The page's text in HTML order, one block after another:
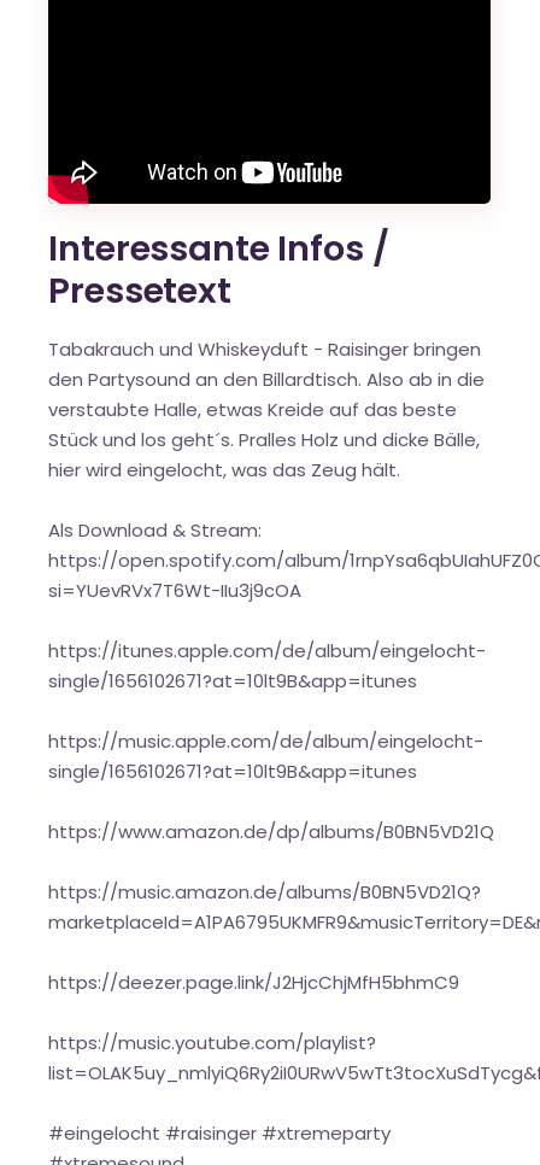
Interessante Infos /
Pressetext
Tabakrauch und Whiskeyduft - Raisinger bringen
den Partysound an den Billardtisch. Also ab in die
verstaubte Halle, etwas Kreide auf das beste
Stück und los geht´s. Pralles Holz und dicke Bälle,
hier wird eingelocht, was das Zeug hält.
Als Download & Stream:
https://open.spotify.com/album/
si=YUevRVx7T6Wt-IIu3j9cOA
https://itunes.apple.com/de/album/eingelocht-
single/1656102671?at=10lt9B&app=itunes
https://music.apple.com/de/album/eingelocht-
single/1656102671?at=10lt9B&app=itunes
https://www.amazon.de/dp/albums/B0BN5VD21Q
https://music.amazon.de/albums/B0BN5VD21Q?
https://deezer.page.link/J2HjcChjMfH5bhmC9
https://music.youtube.com/playlist?
#eingelocht #raisinger #xtremeparty